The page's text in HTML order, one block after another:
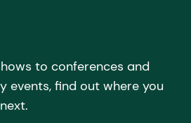
to conferences and
events, find out where you